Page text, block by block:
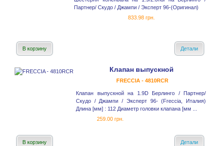
Партнер/ Скудо / Джампи / Эксперт 96-(Оригинал)
833.98 грн.
В корзину Детали
Клапан выпускной
FRECCIA - 4810RCR
Клапан выпускной на 1.9D Берлинго / Партнер/
Скудо / Джампи / Эксперт 96- (Freccia, Италия)
Длина [мм] : 112 Диаметр головки клапана [мм ...
259.00 грн.
В корзину Детали